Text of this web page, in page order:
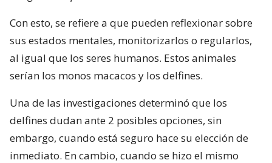
Con esto, se refiere a que pueden reflexionar sobre
sus estados mentales, monitorizarlos o regularlos,
al igual que los seres humanos. Estos animales
serían los monos macacos y los delfines.
Una de las investigaciones determinó que los
delfines dudan ante 2 posibles opciones, sin
embargo, cuando está seguro hace su elección de
inmediato. En cambio, cuando se hizo el mismo